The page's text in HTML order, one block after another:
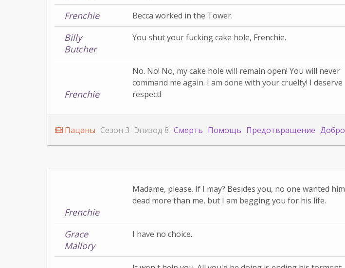
Frenchie Becca worked in the Tower.
Billy
Butcher
You shut your fucking cake hole, Frenchie.
Frenchie
No. No! No, my cake hole will remain open! You will never
command me again. I am done with your cruelty! I deserve
respect!
Пацаны Сезон 3 Эпизод 8 Смерть Помощь Предотвращение Добро
Frenchie
Madame, please. If I may? Besides you, no one wanted him
dead more than me, but I am begging you for his life.
Grace
Mallory
I have no choice.